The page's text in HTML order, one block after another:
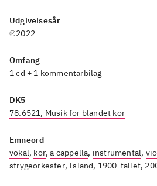
Udgivelsesår
℗2022
Omfang
1 cd + 1 kommentarbilag
DK5
78.6521, Musik for blandet kor
Emneord
vokal, kor,a cappella, instrumental,
strygeorkester,Island, 1900-tallet,